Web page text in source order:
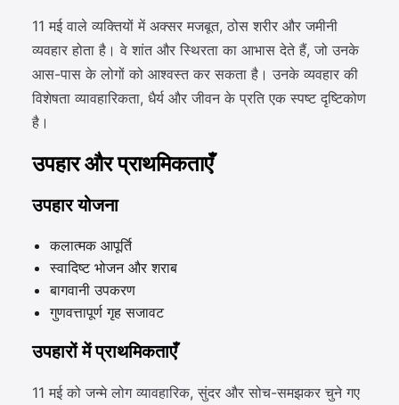
11 मई वाले व्यक्तियों में अक्सर मजबूत, ठोस शरीर और जमीनी
व्यवहार होता है। वे शांत और स्थिरता का आभास देते हैं, जो उनके
आस-पास के लोगों को आश्वस्त कर सकता है। उनके व्यवहार की
विशेषता व्यावहारिकता, धैर्य और जीवन के प्रति एक स्पष्ट दृष्टिकोण
है।
उपहार और प्राथमिकताएँ
उपहार योजना
कलात्मक आपूर्ति
स्वादिष्ट भोजन और शराब
बागवानी उपकरण
गुणवत्तापूर्ण गृह सजावट
उपहारों में प्राथमिकताएँ
11 मई को जन्मे लोग व्यावहारिक, सुंदर और सोच-समझकर चुने गए